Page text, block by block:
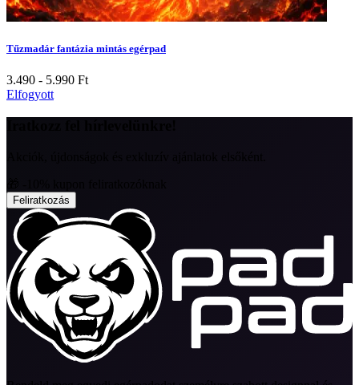
Tűzmadár fantázia mintás egérpad
3.490 - 5.990 Ft
Elfogyott
Feliratkozás